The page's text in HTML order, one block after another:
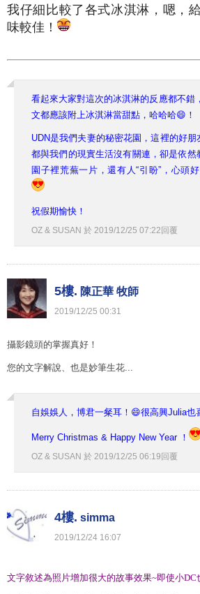
我仔細比較了各式冰淇淋，嗯，
味較佳！
看起來大家對這次的冰淇淋的反應都不錯
文都應該附上冰淇淋當甜點，哈哈哈😄！
UDN是我們夫妻的秘密花園，這裡的好
都與我們的現實生活沒有關連，卻是依然
園子裡荒蕪一片，還有人“引盼”，心頭
祝假期愉快！
OZ & SUSAN 於 2019/12/25 07:22 回覆
5樓. 陳正華 牧師
2019/12/25 00:31
攝影鏡頭的掌握真好！
您的文字解說、也是妙筆生花...
自娛娛人，博君一粲耳！😄很高興Julia也
Merry Christmas & Happy New Year ！
OZ & SUSAN 於 2019/12/25 06:19 回覆
4樓. simma
2019/12/24 16:07
文字敘述為照片增加很大的故事效果~即使小DC